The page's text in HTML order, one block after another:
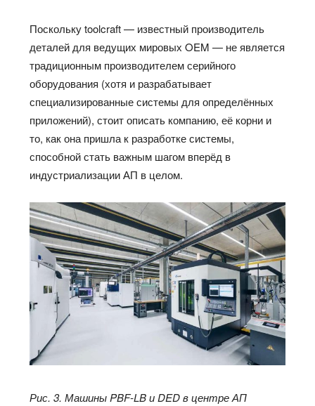
Поскольку toolcraft — известный производитель
деталей для ведущих мировых OEM — не является
традиционным производителем серийного
оборудования (хотя и разрабатывает
специализированные системы для определённых
приложений), стоит описать компанию, её корни и
то, как она пришла к разработке системы,
способной стать важным шагом вперёд в
индустриализации АП в целом.
Рис. 3. Машины PBF-LB и DED в центре АП